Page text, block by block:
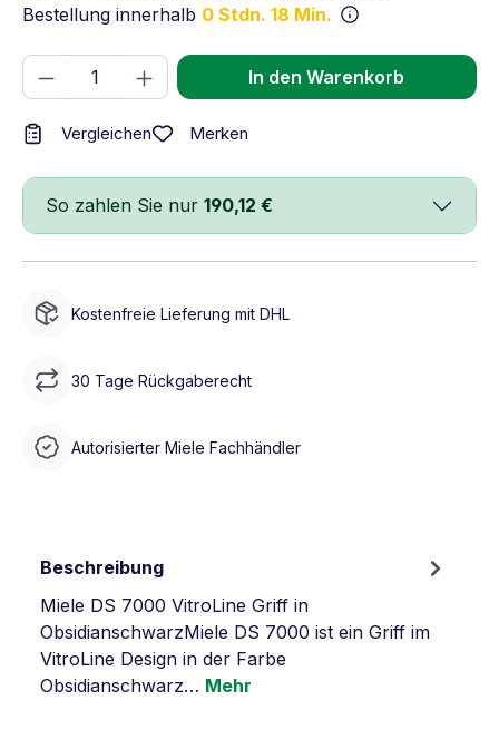
Bestellung innerhalb 0 Stdn. 18 Min.
Produkt Anzahl: Gib den gewünschten
In den Warenkorb
Vergleichen Merken
So zahlen Sie nur 190,12 €
Kostenfreie Lieferung mit DHL
30 Tage Rückgaberecht
Autorisierter Miele Fachhändler
Beschreibung
Miele DS 7000 VitroLine Griff in
ObsidianschwarzMiele DS 7000 ist ein Griff im
VitroLine Design in der Farbe
Obsidianschwarz… Mehr